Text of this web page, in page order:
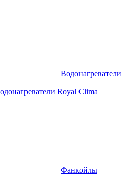
Водонагреватели
Royal Clima
Фанкойлы